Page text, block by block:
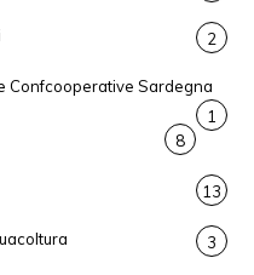
2
Confcooperative Sardegna
1
8
13
3